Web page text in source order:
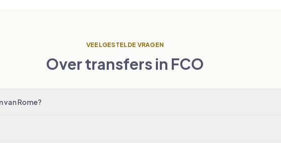
VEELGESTELDE VRAGEN
Over transfers in FCO
van Rome?